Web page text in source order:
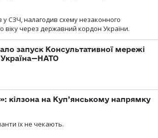
СЗЧ, налагодив схему незаконного
віку через державний кордон України.
запуск Консультативної мережі
Україна—НАТО
кілзона на Куп’янському напрямку
їх не чекають.